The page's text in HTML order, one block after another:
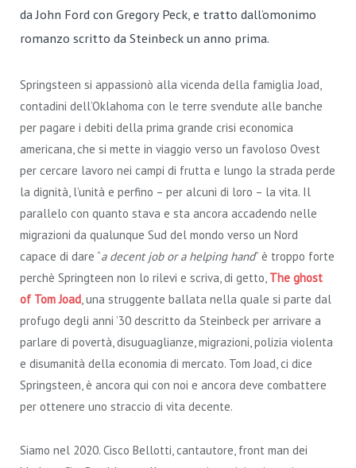
da John Ford con Gregory Peck, e tratto dall’omonimo
romanzo scritto da Steinbeck un anno prima.
Springsteen si appassionò alla vicenda della famiglia Joad,
contadini dell’Oklahoma con le terre svendute alle banche
per pagare i debiti della prima grande crisi economica
americana, che si mette in viaggio verso un favoloso Ovest
per cercare lavoro nei campi di frutta e lungo la strada perde
la dignità, l’unità e perfino – per alcuni di loro – la vita. Il
parallelo con quanto stava e sta ancora accadendo nelle
migrazioni da qualunque Sud del mondo verso un Nord
capace di dare “a decent job or a helping hand” è troppo forte
perchè Springteen non lo rilevi e scriva, di getto, The ghost
of Tom Joad, una struggente ballata nella quale si parte dal
profugo degli anni ’30 descritto da Steinbeck per arrivare a
parlare di povertà, disuguaglianze, migrazioni, polizia violenta
e disumanità della economia di mercato. Tom Joad, ci dice
Springsteen, è ancora qui con noi e ancora deve combattere
per ottenere uno straccio di vita decente.
Siamo nel 2020. Cisco Bellotti, cantautore, front man dei